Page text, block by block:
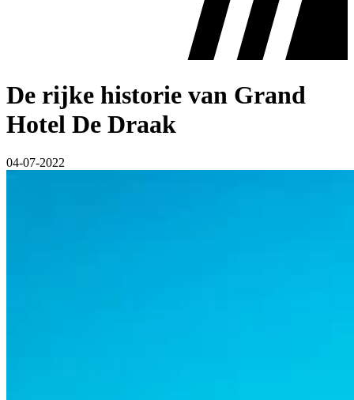
De rijke historie van Grand
Hotel De Draak
04-07-2022